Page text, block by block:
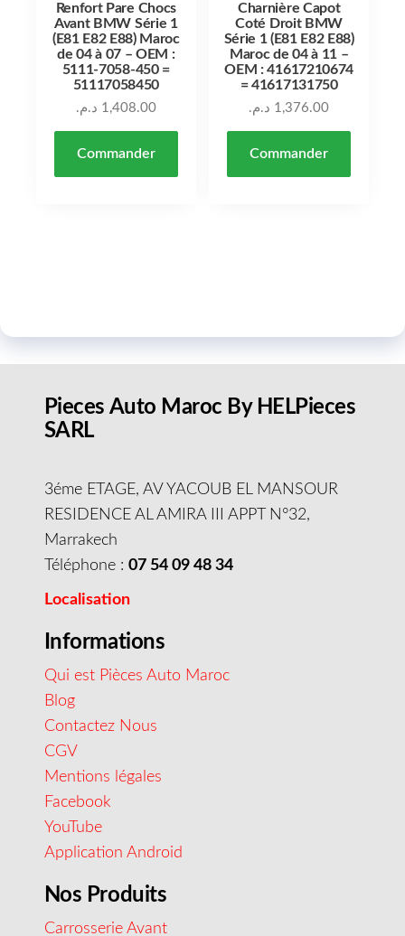
Renfort Pare Chocs
Avant BMW Série 1
(E81 E82 E88) Maroc
de 04 à 07 – OEM :
5111-7058-450 =
51117058450
1,408.00 د.م.
Commander
Charnière Capot
Coté Droit BMW
Série 1 (E81 E82 E88)
Maroc de 04 à 11 –
OEM : 41617210674
= 41617131750
1,376.00 د.م.
Commander
Pieces Auto Maroc By HELPieces
SARL
3éme ETAGE, AV YACOUB EL MANSOUR
RESIDENCE AL AMIRA III APPT N°32,
Marrakech
Téléphone : 07 54 09 48 34
Localisation
Informations
Qui est Pièces Auto Maroc
Blog
Contactez Nous
CGV
Mentions légales
Facebook
YouTube
Application Android
Nos Produits
Carrosserie Avant